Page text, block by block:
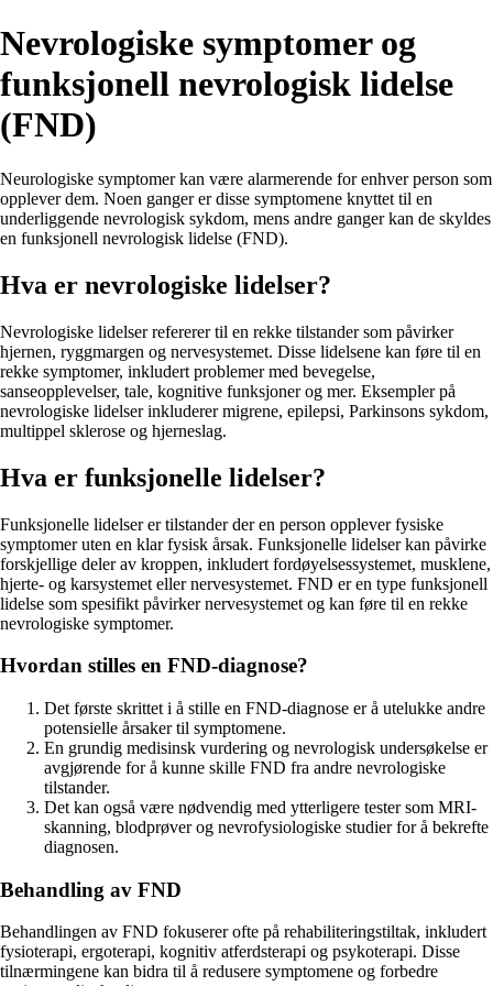
Nevrologiske symptomer og
funksjonell nevrologisk lidelse
(FND)
Neurologiske symptomer kan være alarmerende for enhver person som
opplever dem. Noen ganger er disse symptomene knyttet til en
underliggende nevrologisk sykdom, mens andre ganger kan de skyldes
en funksjonell nevrologisk lidelse (FND).
Hva er nevrologiske lidelser?
Nevrologiske lidelser refererer til en rekke tilstander som påvirker
hjernen, ryggmargen og nervesystemet. Disse lidelsene kan føre til en
rekke symptomer, inkludert problemer med bevegelse,
sanseopplevelser, tale, kognitive funksjoner og mer. Eksempler på
nevrologiske lidelser inkluderer migrene, epilepsi, Parkinsons sykdom,
multippel sklerose og hjerneslag.
Hva er funksjonelle lidelser?
Funksjonelle lidelser er tilstander der en person opplever fysiske
symptomer uten en klar fysisk årsak. Funksjonelle lidelser kan påvirke
forskjellige deler av kroppen, inkludert fordøyelsessystemet, musklene,
hjerte- og karsystemet eller nervesystemet. FND er en type funksjonell
lidelse som spesifikt påvirker nervesystemet og kan føre til en rekke
nevrologiske symptomer.
Hvordan stilles en FND-diagnose?
Det første skrittet i å stille en FND-diagnose er å utelukke andre
potensielle årsaker til symptomene.
En grundig medisinsk vurdering og nevrologisk undersøkelse er
avgjørende for å kunne skille FND fra andre nevrologiske
tilstander.
Det kan også være nødvendig med ytterligere tester som MRI-
skanning, blodprøver og nevrofysiologiske studier for å bekrefte
diagnosen.
Behandling av FND
Behandlingen av FND fokuserer ofte på rehabiliteringstiltak, inkludert
fysioterapi, ergoterapi, kognitiv atferdsterapi og psykoterapi. Disse
tilnærmingene kan bidra til å redusere symptomene og forbedre